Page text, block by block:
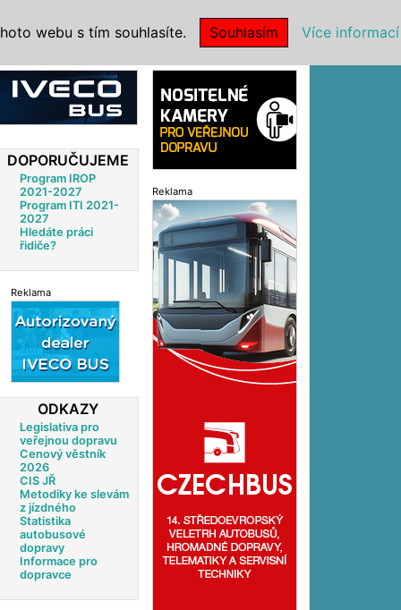
DOPORUČUJEME
Program IROP
2021-2027
Program ITI 2021-
2027
Hledáte práci
řidiče?
Reklama
ODKAZY
Legislativa pro
veřejnou dopravu
Cenový věstník
2026
CIS JŘ
Metodiky ke slevám
z jízdného
Statistika
autobusové
dopravy
Informace pro
dopravce
Reklama
webu s tím souhlasíte. Souhlasím Více informací